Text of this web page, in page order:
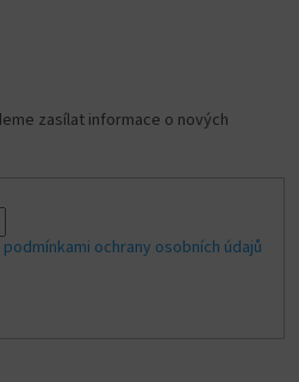
zasílat informace o nových
podmínkami ochrany osobních údajů